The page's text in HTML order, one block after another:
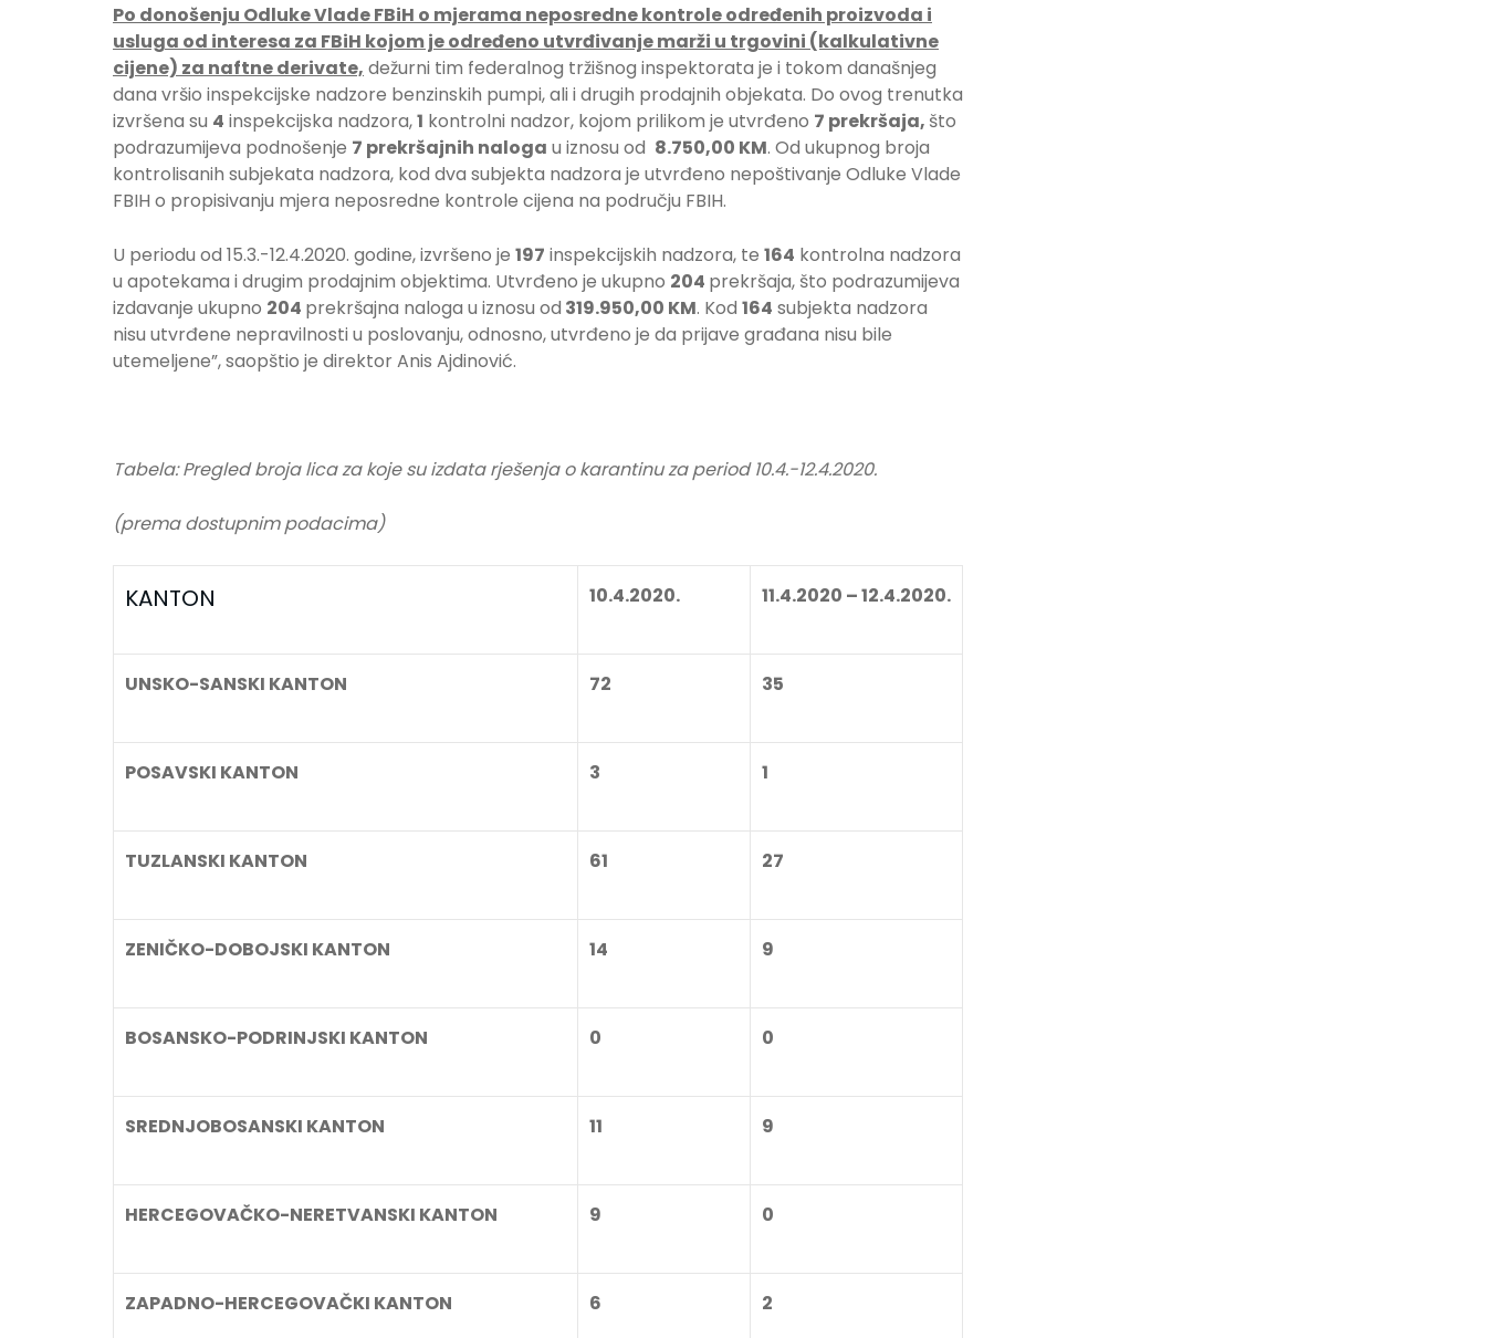
Po donošenju Odluke Vlade FBiH o mjerama neposredne kontrole određenih proizvoda i
usluga od interesa za FBiH kojom je određeno utvrđivanje marži u trgovini (kalkulativne
cijene) za naftne derivate, dežurni tim federalnog tržišnog inspektorata je i tokom današnjeg
dana vršio inspekcijske nadzore benzinskih pumpi, ali i drugih prodajnih objekata. Do ovog trenutka
izvršena su 4 inspekcijska nadzora,1 kontrolni nadzor, kojom prilikom je utvrđeno 7 prekršaja, što
podrazumijeva podnošenje 7 prekršajnih naloga u iznosu od 8.750,00 KM. Od ukupnog broja
kontrolisanih subjekata nadzora, kod dva subjekta nadzora je utvrđeno nepoštivanje Odluke Vlade
FBIH o propisivanju mjera neposredne kontrole cijena na području FBIH.
U periodu od 15.3.-12.4.2020. godine, izvršeno je 197 inspekcijskih nadzora, te 164 kontrolna nadzora
u apotekama i drugim prodajnim objektima. Utvrđeno je ukupno 204 prekršaja, što podrazumijeva
izdavanje ukupno 204 prekršajna naloga u iznosu od 319.950,00 KM. Kod 164 subjekta nadzora
nisu utvrđene nepravilnosti u poslovanju, odnosno, utvrđeno je da prijave građana nisu bile
utemeljene”, saopštio je direktor Anis Ajdinović.
Tabela: Pregled broja lica za koje su izdata rješenja o karantinu za period 10.4.-12.4.2020.
(prema dostupnim podacima)
KANTON 10.4.2020. 11.4.2020 – 12.4.2020.
UNSKO-SANSKI KANTON 72 35
POSAVSKI KANTON 3 1
TUZLANSKI KANTON 61 27
ZENIČKO-DOBOJSKI KANTON 14 9
BOSANSKO-PODRINJSKI KANTON 0 0
SREDNJOBOSANSKI KANTON 11 9
HERCEGOVAČKO-NERETVANSKI KANTON 9 0
ZAPADNO-HERCEGOVAČKI KANTON 6 2